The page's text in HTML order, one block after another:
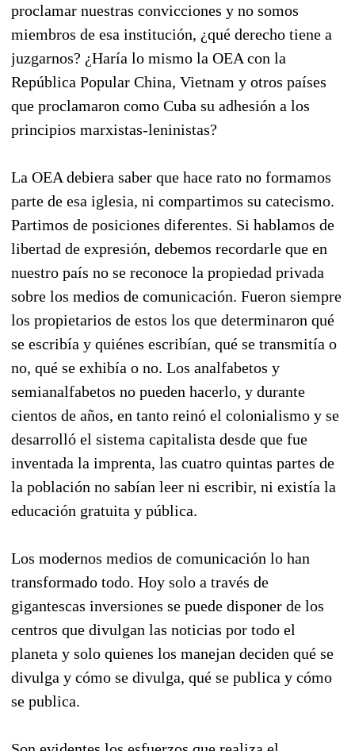
proclamar nuestras convicciones y no somos
miembros de esa institución, ¿qué derecho tiene a
juzgarnos? ¿Haría lo mismo la OEA con la
República Popular China, Vietnam y otros países
que proclamaron como Cuba su adhesión a los
principios marxistas-leninistas?
La OEA debiera saber que hace rato no formamos
parte de esa iglesia, ni compartimos su catecismo.
Partimos de posiciones diferentes. Si hablamos de
libertad de expresión, debemos recordarle que en
nuestro país no se reconoce la propiedad privada
sobre los medios de comunicación. Fueron siempre
los propietarios de estos los que determinaron qué
se escribía y quiénes escribían, qué se transmitía o
no, qué se exhibía o no. Los analfabetos y
semianalfabetos no pueden hacerlo, y durante
cientos de años, en tanto reinó el colonialismo y se
desarrolló el sistema capitalista desde que fue
inventada la imprenta, las cuatro quintas partes de
la población no sabían leer ni escribir, ni existía la
educación gratuita y pública.
Los modernos medios de comunicación lo han
transformado todo. Hoy solo a través de
gigantescas inversiones se puede disponer de los
centros que divulgan las noticias por todo el
planeta y solo quienes los manejan deciden qué se
divulga y cómo se divulga, qué se publica y cómo
se publica.